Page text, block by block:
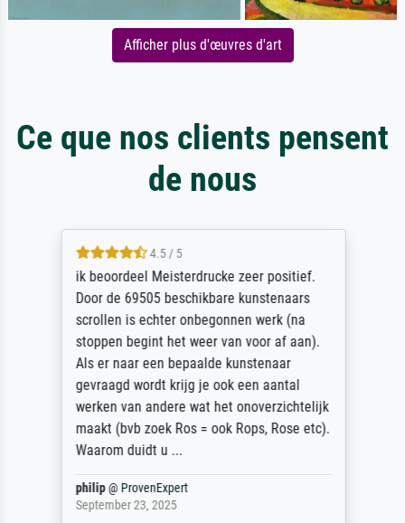
Afficher plus d'œuvres d'art
Ce que nos clients pensent
de nous
4.5 / 5
ik beoordeel Meisterdrucke zeer positief.
Door de 69505 beschikbare kunstenaars
scrollen is echter onbegonnen werk (na
stoppen begint het weer van voor af aan).
Als er naar een bepaalde kunstenaar
gevraagd wordt krijg je ook een aantal
werken van andere wat het onoverzichtelijk
maakt (bvb zoek Ros = ook Rops, Rose etc).
Waarom duidt u ...
philip@ ProvenExpert
September 23, 2025